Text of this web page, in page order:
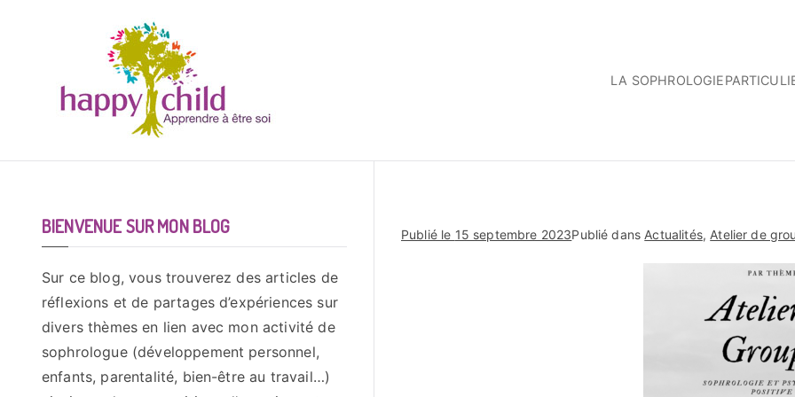
LA SOPHROLOGIE
Publié le 15 septembre 2023Publié dans Actualités, Atelier de
BIENVENUE SUR MON BLOG
Sur ce blog, vous trouverez des articles de
réflexions et de partages d’expériences sur
divers thèmes en lien avec mon activité de
sophrologue (développement personnel,
enfants, parentalité, bien-être au travail…)